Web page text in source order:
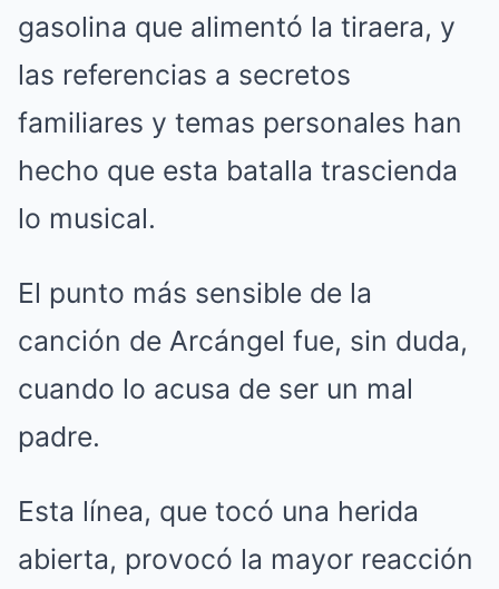
gasolina que alimentó la tiraera, y
las referencias a secretos
familiares y temas personales han
hecho que esta batalla trascienda
lo musical.
El punto más sensible de la
canción de Arcángel fue, sin duda,
cuando lo acusa de ser un mal
padre.
Esta línea, que tocó una herida
abierta, provocó la mayor reacción